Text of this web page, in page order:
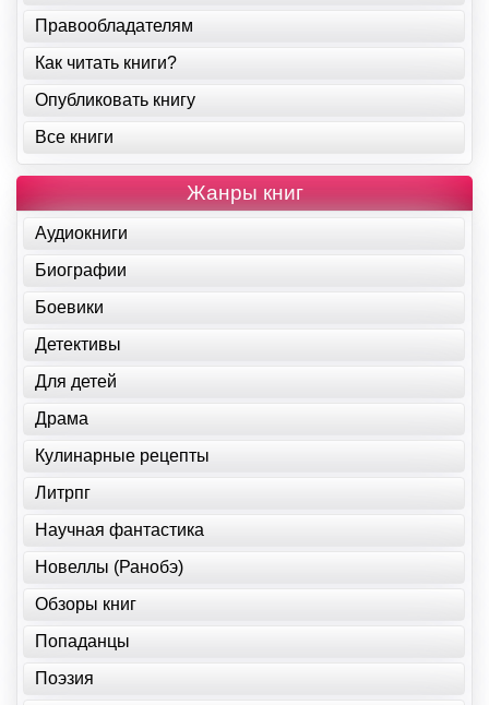
Правообладателям
Как читать книги?
Опубликовать книгу
Все книги
Жанры книг
Аудиокниги
Биографии
Боевики
Детективы
Для детей
Драма
Кулинарные рецепты
Литрпг
Научная фантастика
Новеллы (Ранобэ)
Обзоры книг
Попаданцы
Поэзия